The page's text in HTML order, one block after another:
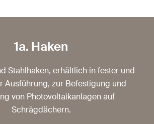
1a. Haken
Stahlhaken, erhältlich in fester und
Ausführung, zur Befestigung und
von Photovoltaikanlagen auf
Schrägdächern.